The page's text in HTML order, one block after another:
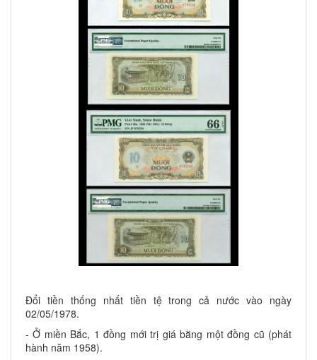
Đổi tiền thống nhất tiền tệ trong cả nước vào ngày
02/05/1978.
- Ở miền Bắc, 1 đồng mới trị giá bằng một đồng cũ (phát
hành năm 1958).